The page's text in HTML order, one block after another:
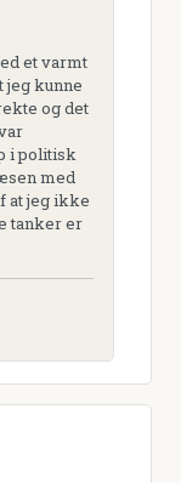
et varmt
jeg kunne
og det
i politisk
med
at jeg ikke
tanker er